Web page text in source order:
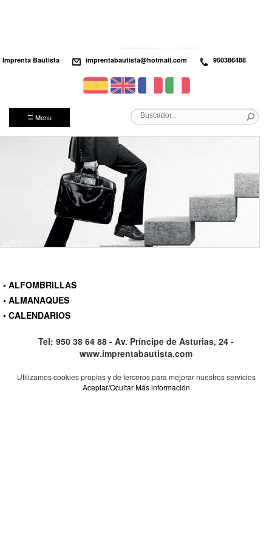
Imprenta Bautista imprentabautista@hotmail.com 950386488
☰ Menu
• ALFOMBRILLAS
• ALMANAQUES
• CALENDARIOS
Tel: 950 38 64 88 - Av. Príncipe de Asturias, 24 -
www.imprentabautista.com
Utilizamos cookies propias y de terceros para mejorar nuestros servicios
Aceptar/Ocultar Más información